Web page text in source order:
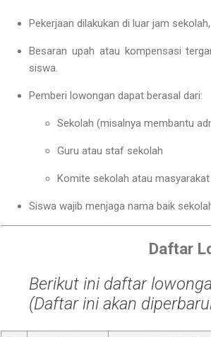
Pekerjaan dilakukan di luar jam sekolah
Besaran upah atau kompensasi
siswa.
Pemberi lowongan dapat berasal dari:
Sekolah (misalnya membantu
Guru atau staf sekolah
Komite sekolah atau
Siswa wajib menjaga nama baik
Daftar
Berikut ini daftar
(Daftar ini akan